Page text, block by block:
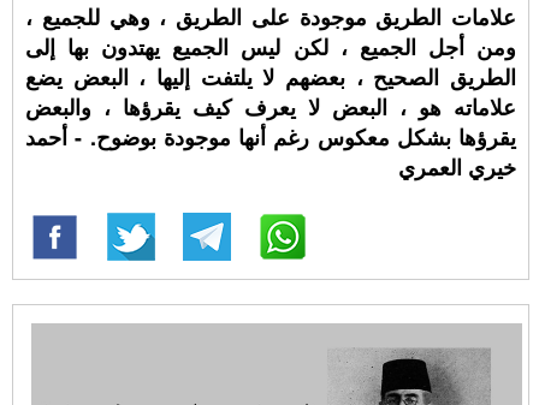
علامات الطريق موجودة على الطريق ، وهي للجميع ،
ومن أجل الجميع ، لكن ليس الجميع يهتدون بها إلى
الطريق الصحيح ، بعضهم لا يلتفت إليها ، البعض يضع
علاماته هو ، البعض لا يعرف كيف يقرؤها ، والبعض
يقرؤها بشكل معكوس رغم أنها موجودة بوضوح. - أحمد
خيري العمري